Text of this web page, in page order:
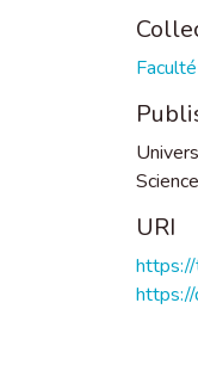
URI